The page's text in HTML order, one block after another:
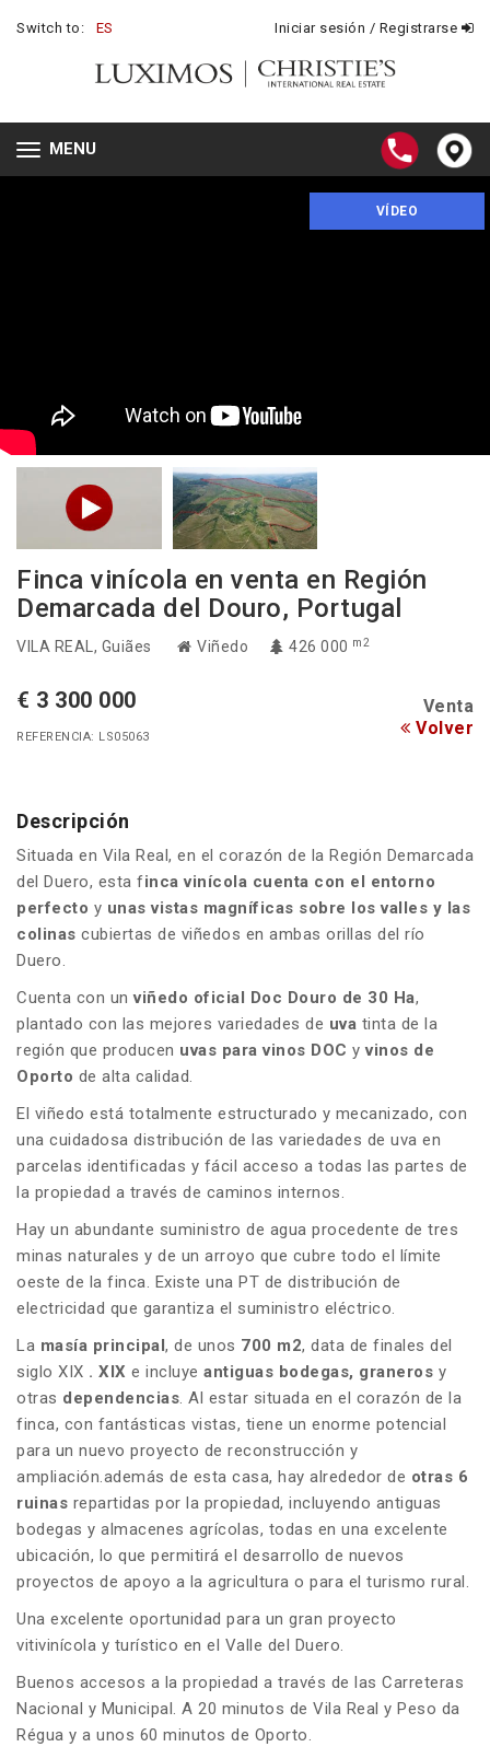
Switch to: ES Iniciar sesión / Registrarse
Toggle
navigation
MENU
VÍDEO
Finca vinícola en venta en Región
Demarcada del Douro, Portugal
VILA REAL , Guiães Viñedo 426 000 m2
€ 3 300 000 Venta
REFERENCIA: LS05063 Volver
Descripción
Situada en Vila Real, en el corazón de la Región Demarcada
del Duero, esta finca vinícola cuenta con el entorno
perfecto y unas vistas magníficas sobre los valles y las
colinas cubiertas de viñedos en ambas orillas del río
Duero.
Cuenta con unviñedo oficial Doc Douro de 30 Ha,
plantado con las mejores variedades de uva tinta de la
región que producen uvas para vinos DOC yvinos de
Oporto de alta calidad.
El viñedo está totalmente estructurado y mecanizado, con
una cuidadosa distribución de las variedades de uva en
parcelas identificadas y fácil acceso a todas las partes de
la propiedad a través de caminos internos.
Hay un abundante suministro de agua procedente de tres
minas naturales y de un arroyo que cubre todo el límite
oeste de la finca. Existe una PT de distribución de
electricidad que garantiza el suministro eléctrico.
La masía principal, de unos 700 m2, data de finales del
siglo XIX . XIX e incluye antiguas bodegas, graneros y
otras dependencias. Al estar situada en el corazón de la
finca, con fantásticas vistas, tiene un enorme potencial
para un nuevo proyecto de reconstrucción y
ampliación.además de esta casa, hay alrededor de otras 6
ruinas repartidas por la propiedad, incluyendo antiguas
bodegas y almacenes agrícolas, todas en una excelente
ubicación, lo que permitirá el desarrollo de nuevos
proyectos de apoyo a la agricultura o para el turismo rural.
Una excelente oportunidad para un gran proyecto
vitivinícola y turístico en el Valle del Duero.
Buenos accesos a la propiedad a través de las Carreteras
Nacional y Municipal. A 20 minutos de Vila Real y Peso da
Régua y a unos 60 minutos de Oporto.